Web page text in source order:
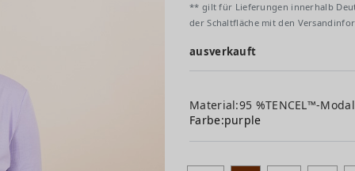
** gilt für Lieferungen innerhalb
der Schaltfläche mit den
ausverkauft
Material:95 %TENCEL™-
Farbe:purple